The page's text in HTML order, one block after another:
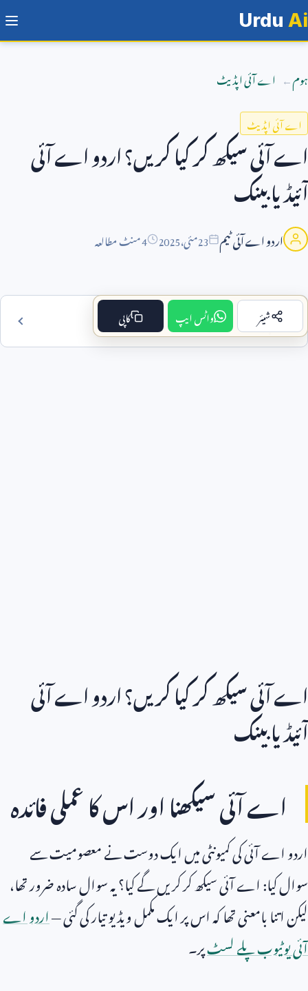
Urdu Ai
ہوم اے آئی اپڈیٹ
اے آئی اپڈیٹ
اے آئی سیکھ کر کیا کریں؟ اردو اے آئی
آئیڈیا بینک
اردو اے آئی ٹیم 23مئی،2025 4 منٹ مطالعہ
فہرست مضمون
اے آئی سیکھ کر کیا کریں؟ اردو اے آئی
آئیڈیا بینک
اے آئی سیکھنا اور اس کا عملی فائدہ
اردو اے آئی کی کمیونٹی میں ایک دوست نے معصومیت سے
سوال کیا: اے آئی سیکھ کر کریں گے کیا؟ یہ سوال سادہ ضرور تھا،
لیکن اتنا بامعنی تھا کہ اس پر ایک مکمل ویڈیو تیار کی گئی —اردو اے
آئی یوٹیوب پلے لسٹپر۔
شیئر واٹس ایپ کاپی